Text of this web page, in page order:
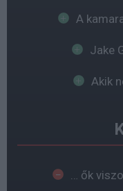
A
Jake
Akik
… ők